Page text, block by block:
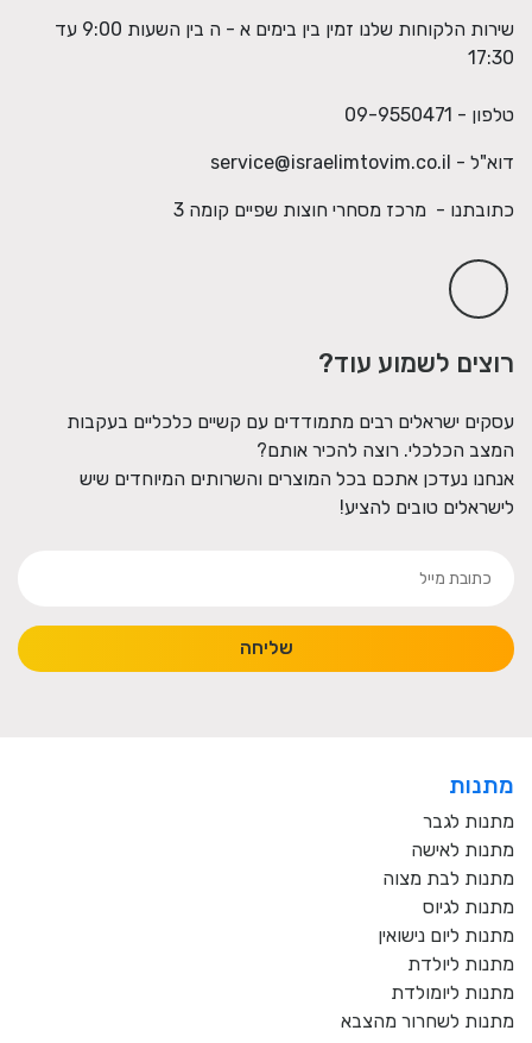
שירות הלקוחות שלנו זמין בין בימים א - ה בין השעות 9:00 עד
17:30
טלפון - 09-9550471
דוא"ל - service@israelimtovim.co.il
כתובתנו - מרכז מסחרי חוצות שפיים קומה 3
רוצים לשמוע עוד?
עסקים ישראלים רבים מתמודדים עם קשיים כלכליים בעקבות
המצב הכלכלי. רוצה להכיר אותם?
אנחנו נעדכן אתכם בכל המוצרים והשרותים המיוחדים שיש
לישראלים טובים להציע!
שליחה
מתנות
מתנות לגבר
מתנות לאישה
מתנות לבת מצוה
מתנות לגיוס
מתנות ליום נישואין
מתנות ליולדת
מתנות ליומולדת
מתנות לשחרור מהצבא